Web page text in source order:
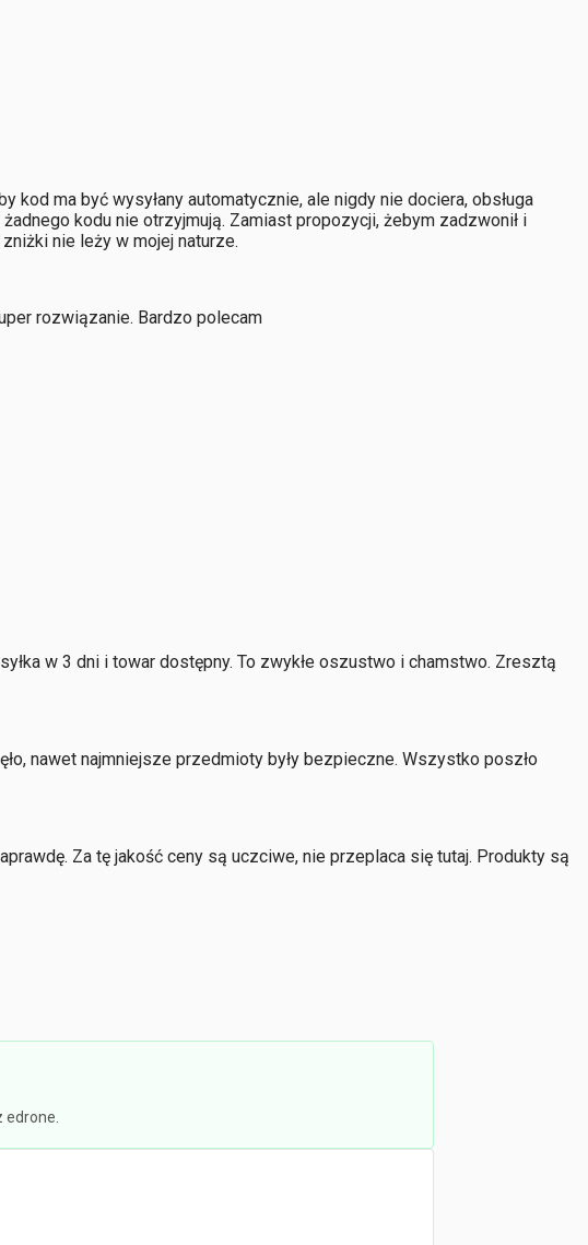
ma być wysyłany automatycznie, ale nigdy nie dociera, obsługa
kodu nie otrzyjmują. Zamiast propozycji, żebym zadzwonił i
nie leży w mojej naturze.
rozwiązanie. Bardzo polecam
w 3 dni i towar dostępny. To zwykłe oszustwo i chamstwo. Zresztą
nawet najmniejsze przedmioty były bezpieczne. Wszystko poszło
Za tę jakość ceny są uczciwe, nie przeplaca się tutaj. Produkty są